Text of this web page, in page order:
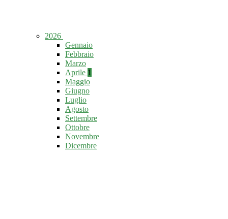
2026
Gennaio
Febbraio
Marzo
Aprile 1
Maggio
Giugno
Luglio
Agosto
Settembre
Ottobre
Novembre
Dicembre